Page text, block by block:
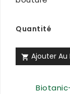
Quantité
 Ajouter Au